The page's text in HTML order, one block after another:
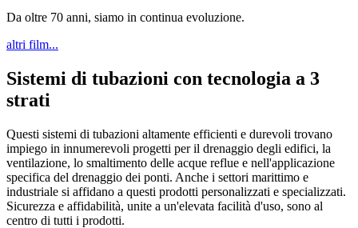
Da oltre 70 anni, siamo in continua evoluzione.
altri film...
Sistemi di tubazioni con tecnologia a 3
strati
Questi sistemi di tubazioni altamente efficienti e durevoli trovano
impiego in innumerevoli progetti per il drenaggio degli edifici, la
ventilazione, lo smaltimento delle acque reflue e nell'applicazione
specifica del drenaggio dei ponti. Anche i settori marittimo e
industriale si affidano a questi prodotti personalizzati e specializzati.
Sicurezza e affidabilità, unite a un'elevata facilità d'uso, sono al
centro di tutti i prodotti.